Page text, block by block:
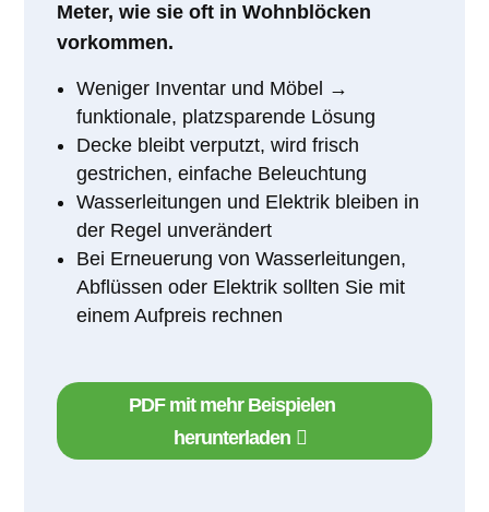
Meter, wie sie oft in Wohnblöcken
vorkommen.
Weniger Inventar und Möbel →
funktionale, platzsparende Lösung
Decke bleibt verputzt, wird frisch
gestrichen, einfache Beleuchtung
Wasserleitungen und Elektrik bleiben in
der Regel unverändert
Bei Erneuerung von Wasserleitungen,
Abflüssen oder Elektrik sollten Sie mit
einem Aufpreis rechnen
PDF mit mehr Beispielen
herunterladen